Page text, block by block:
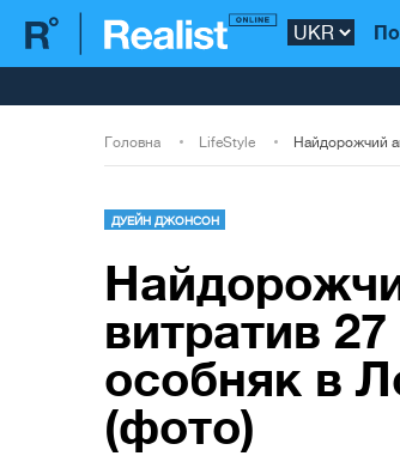
Головна LifeStyle
ДУЕЙН ДЖОНСОН
витратив 27
особняк в
(фото)